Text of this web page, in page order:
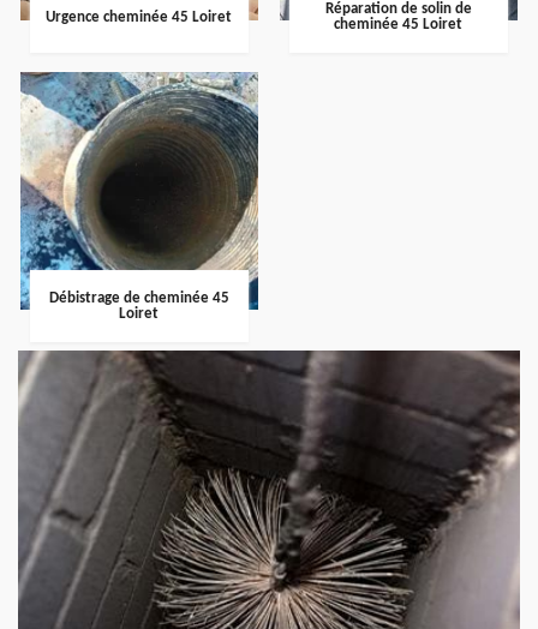
Urgence cheminée 45 Loiret
Réparation de solin de
cheminée 45 Loiret
Débistrage de cheminée 45
Loiret